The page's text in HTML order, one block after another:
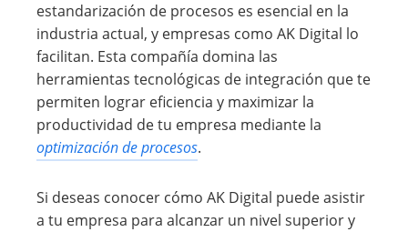
estandarización de procesos es esencial en la
industria actual, y empresas como AK Digital lo
facilitan. Esta compañía domina las
herramientas tecnológicas de integración que te
permiten lograr eficiencia y maximizar la
productividad de tu empresa mediante la
optimización de procesos.
Si deseas conocer cómo AK Digital puede asistir
a tu empresa para alcanzar un nivel superior y